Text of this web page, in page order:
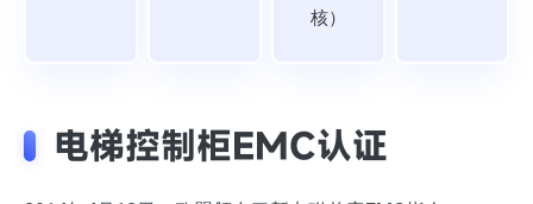
核）
电梯控制柜EMC认证